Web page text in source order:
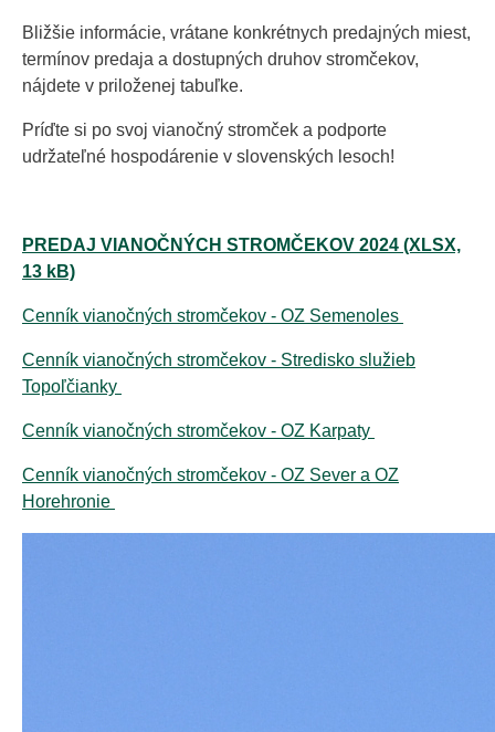
Bližšie informácie, vrátane konkrétnych predajných miest,
termínov predaja a dostupných druhov stromčekov,
nájdete v priloženej tabuľke.
Príďte si po svoj vianočný stromček a podporte
udržateľné hospodárenie v slovenských lesoch!
PREDAJ VIANOČNÝCH STROMČEKOV 2024 (XLSX,
13 kB)
Cenník vianočných stromčekov - OZ Semenoles
Cenník vianočných stromčekov - Stredisko služieb
Topoľčianky
Cenník vianočných stromčekov - OZ Karpaty
Cenník vianočných stromčekov - OZ Sever a OZ
Horehronie